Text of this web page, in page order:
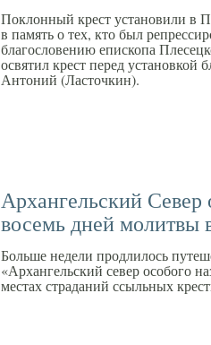
Поклонный крест установили в
в память о тех, кто был
благословению епископа
освятил крест перед
Антоний (Ласточкин).
Архангельский Север
восемь дней молитвы
Больше недели продлилось
«Архангельский север особого
местах страданий ссыльных